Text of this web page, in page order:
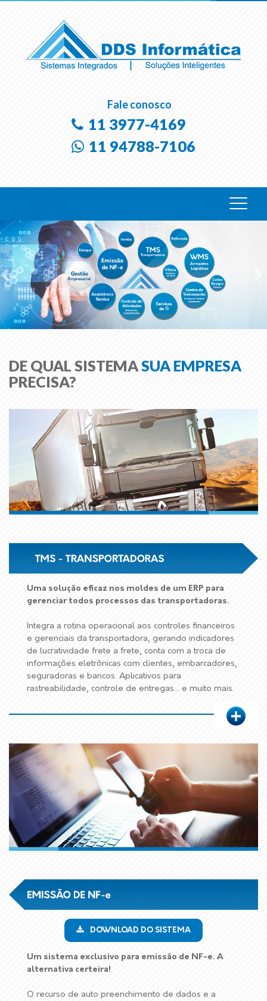
Fale conosco
11 3977-4169
11 94788-7106
DE QUAL SISTEMASUA EMPRESA
PRECISA?
Uma solução eficaz nos moldes de um ERP para
gerenciar todos processos das transportadoras.
Integra a rotina operacional aos controles financeiros
e gerenciais da transportadora, gerando indicadores
de lucratividade frete a frete, conta com a troca de
informações eletrônicas com clientes, embarcadores,
seguradoras e bancos. Aplicativos para
rastreabilidade, controle de entregas... e muito mais.
DOWNLOAD DO SISTEMA
Um sistema exclusivo para emissão de NF-e. A
alternativa certeira!
O recurso de auto preenchimento de dados e a